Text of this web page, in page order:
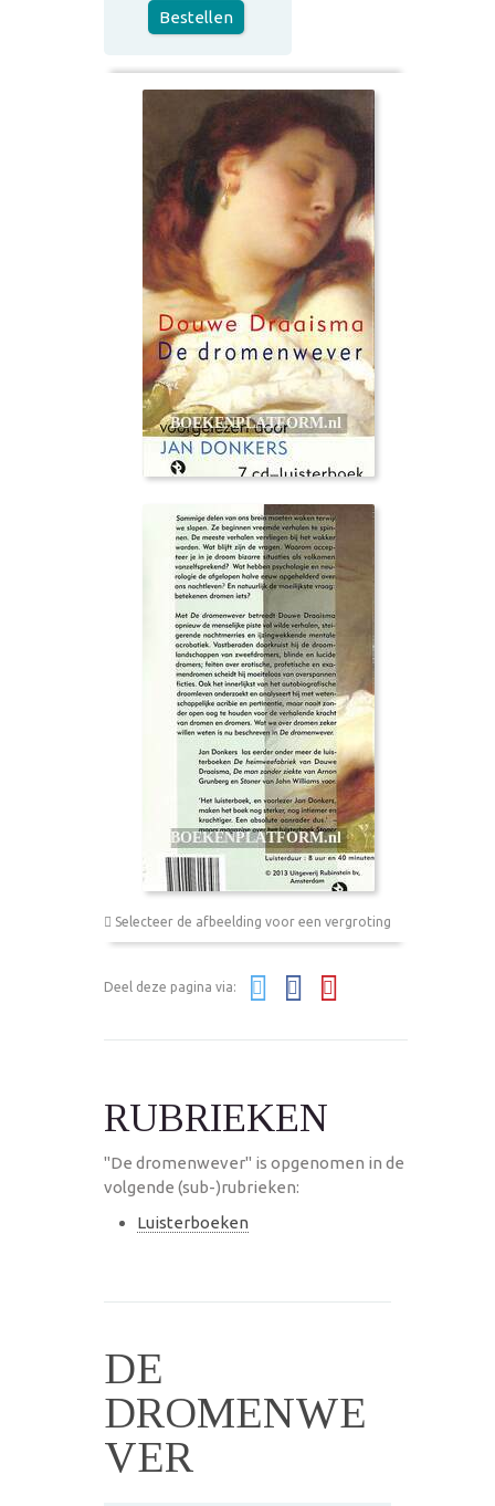
Bestellen
Selecteer de afbeelding voor een vergroting
Deel deze pagina via:
RUBRIEKEN
"De dromenwever" is opgenomen in de
volgende (sub-)rubrieken:
Luisterboeken
DE
DROMENWE
VER